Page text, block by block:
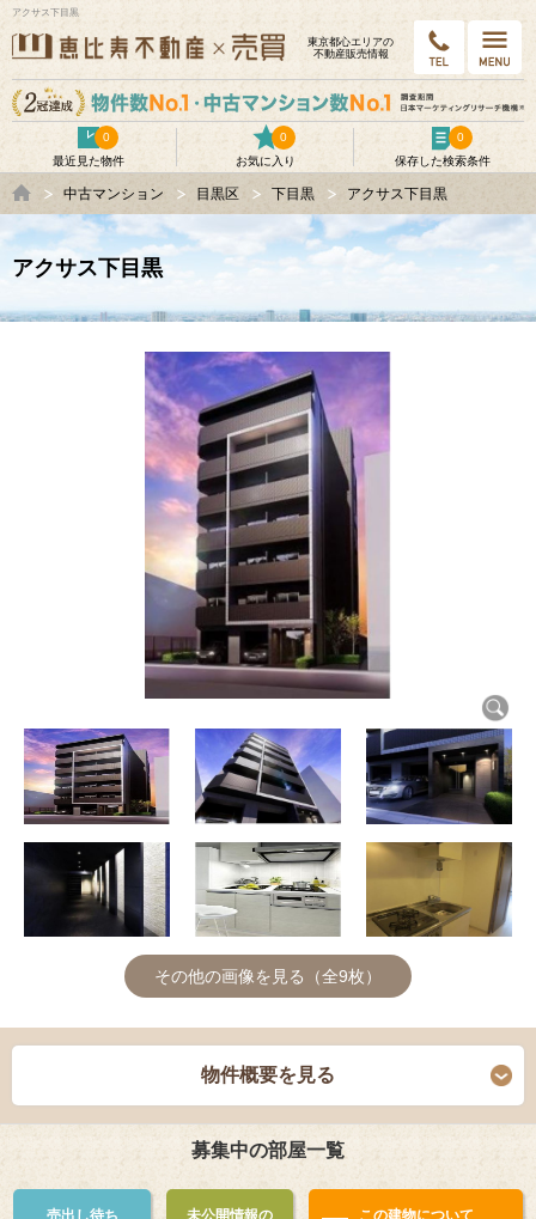
アクサス下目黒
東京都⼼エリアの
不動産販売情報
最近見た物件
0
お気に入り
0
保存した検索条件
0
中古マンション 目黒区 下目黒 アクサス下目黒
アクサス下目黒
その他の画像を見る（全9枚）
物件概要を見る
募集中の部屋一覧